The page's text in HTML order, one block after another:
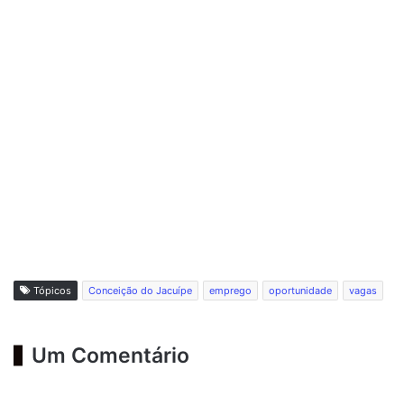
Tópicos Conceição do Jacuípe emprego oportunidade vagas
Um Comentário